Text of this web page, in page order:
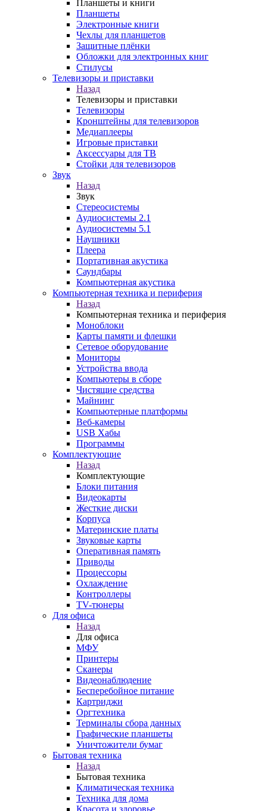
Планшеты и книги
Планшеты
Электронные книги
Чехлы для планшетов
Защитные плёнки
Обложки для электронных книг
Стилусы
Телевизоры и приставки
Назад
Телевизоры и приставки
Телевизоры
Кронштейны для телевизоров
Медиаплееры
Игровые приставки
Аксессуары для ТВ
Стойки для телевизоров
Звук
Назад
Звук
Стереосистемы
Аудиосистемы 2.1
Аудиосистемы 5.1
Наушники
Плеера
Портативная акустика
Саундбары
Компьютерная акустика
Компьютерная техника и периферия
Назад
Компьютерная техника и периферия
Моноблоки
Карты памяти и флешки
Сетевое оборудование
Мониторы
Устройства ввода
Компьютеры в сборе
Чистящие средства
Майнинг
Компьютерные платформы
Веб-камеры
USB Хабы
Программы
Комплектующие
Назад
Комплектующие
Блоки питания
Видеокарты
Жесткие диски
Корпуса
Материнские платы
Звуковые карты
Оперативная память
Приводы
Процессоры
Охлаждение
Контроллеры
TV-тюнеры
Для офиса
Назад
Для офиса
МФУ
Принтеры
Сканеры
Видеонаблюдение
Бесперебойное питание
Картриджи
Оргтехника
Терминалы сбора данных
Графические планшеты
Уничтожители бумаг
Бытовая техника
Назад
Бытовая техника
Климатическая техника
Техника для дома
Красота и здоровье